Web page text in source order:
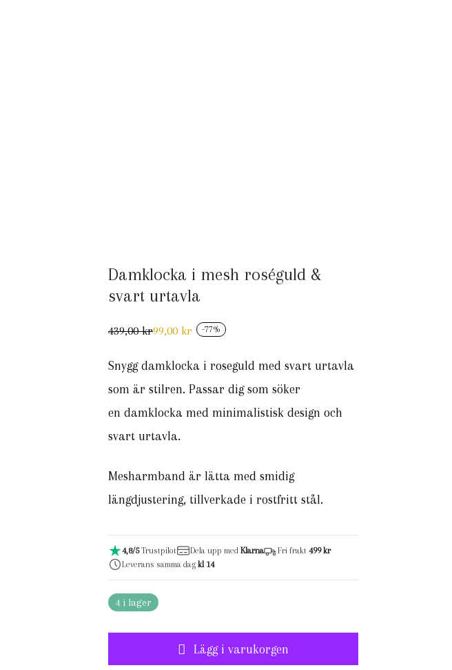
Damklocka i mesh roséguld &
svart urtavla
439,00kr
Det
var:
99,00 kr
Det
är:
-77%
Snygg damklocka i roseguld med svart urtavla
som är stilren. Passar dig som söker
en damklocka med minimalistisk design och
svart urtavla.
Mesharmband är lätta med smidig
längdjustering, tillverkade i rostfritt stål.
4,8/5Trustpilot Dela upp med Klarna Fri frakt 499 kr
Leverans samma dagkl 14
4 i lager
Lägg i varukorgen